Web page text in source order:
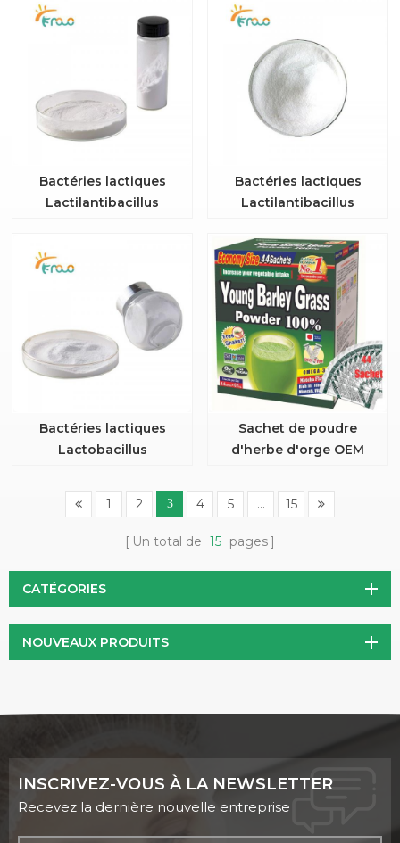
Bactéries lactiques
Lactilantibacillus
Bactéries lactiques
Lactilantibacillus
Bactéries lactiques
Lactobacillus
Sachet de poudre
d'herbe d'orge OEM
1 2 3 4 5 ... 15
Un total de 15 pages
CATÉGORIES
NOUVEAUX PRODUITS
INSCRIVEZ-VOUS À LA NEWSLETTER
Recevez la dernière nouvelle entreprise